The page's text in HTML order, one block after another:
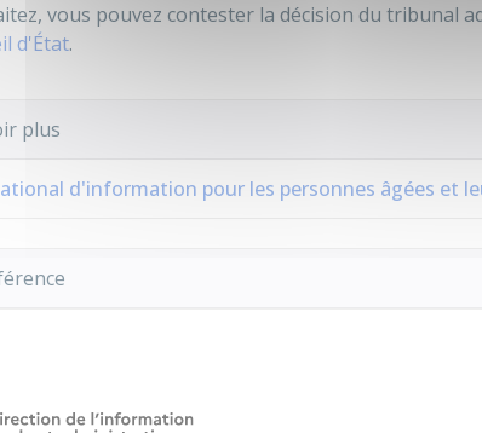
vous pouvez contester la décision du tribunal
d'État.
plus
d'information pour les personnes âgées et